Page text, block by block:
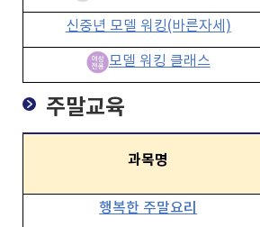
신중년 모델 워킹(바른자세)
모델 워킹 클래스
주말교육
과목명
행복한 주말요리